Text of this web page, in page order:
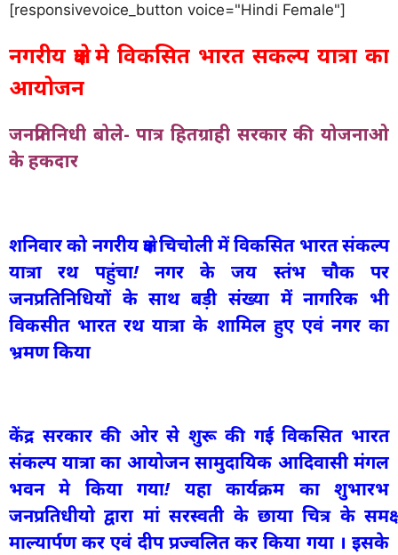
[responsivevoice_button voice="Hindi Female"]
नगरीय क्षेत्र मे विकसित भारत सकल्प यात्रा का
आयोजन
जनप्रतिनिधी बोले- पात्र हितग्राही सरकार की योजनाओ
के हकदार
शनिवार को नगरीय क्षेत्र चिचोली में विकसित भारत संकल्प
यात्रा रथ पहुंचा! नगर के जय स्तंभ चौक पर
जनप्रतिनिधियों के साथ बड़ी संख्या में नागरिक भी
विकसीत भारत रथ यात्रा के शामिल हुए एवं नगर का
भ्रमण किया
केंद्र सरकार की ओर से शुरू की गई विकसित भारत
संकल्प यात्रा का आयोजन सामुदायिक आदिवासी मंगल
भवन मे किया गया! यहा कार्यक्रम का शुभारभ
जनप्रतिधीयो द्वारा मां सरस्वती के छाया चित्र के समक्ष
माल्यार्पण कर एवं दीप प्रज्वलित कर किया गया । इसके